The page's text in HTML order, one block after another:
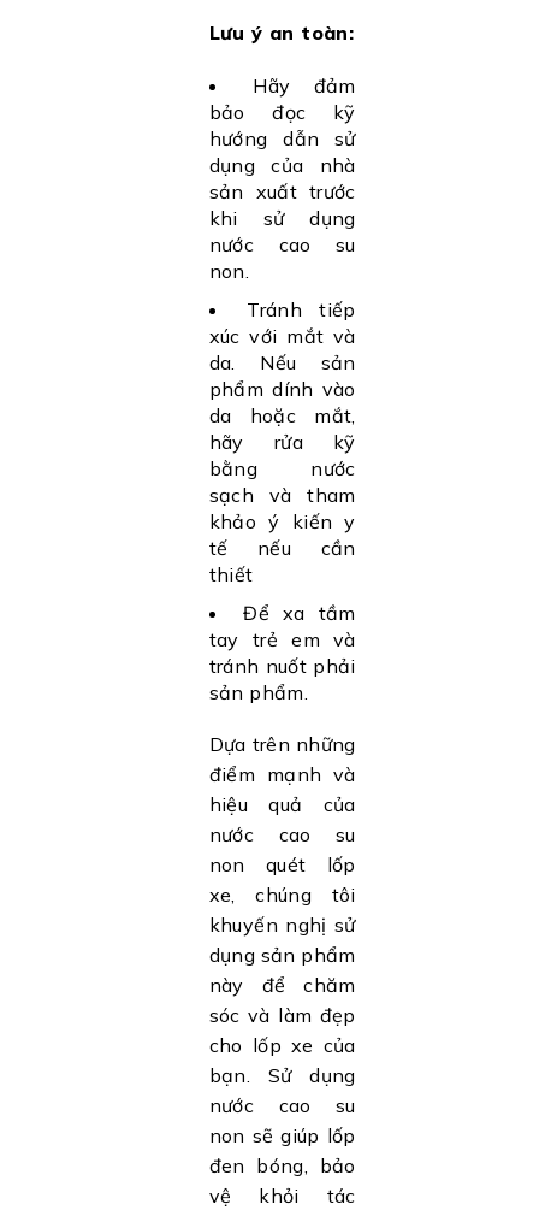
Lưu ý an toàn:
Hãy đảm
bảo đọc kỹ
hướng dẫn sử
dụng của nhà
sản xuất trước
khi sử dụng
nước cao su
non.
Tránh tiếp
xúc với mắt và
da. Nếu sản
phẩm dính vào
da hoặc mắt,
hãy rửa kỹ
bằng nước
sạch và tham
khảo ý kiến y
tế nếu cần
thiết
Để xa tầm
tay trẻ em và
tránh nuốt phải
sản phẩm.
Dựa trên những
điểm mạnh và
hiệu quả của
nước cao su
non quét lốp
xe, chúng tôi
khuyến nghị sử
dụng sản phẩm
này để chăm
sóc và làm đẹp
cho lốp xe của
bạn. Sử dụng
nước cao su
non sẽ giúp lốp
đen bóng, bảo
vệ khỏi tác